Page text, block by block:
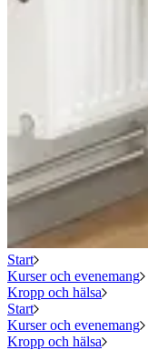
Start
Kurser och evenemang
Kropp och hälsa
Start
Kurser och evenemang
Kropp och hälsa